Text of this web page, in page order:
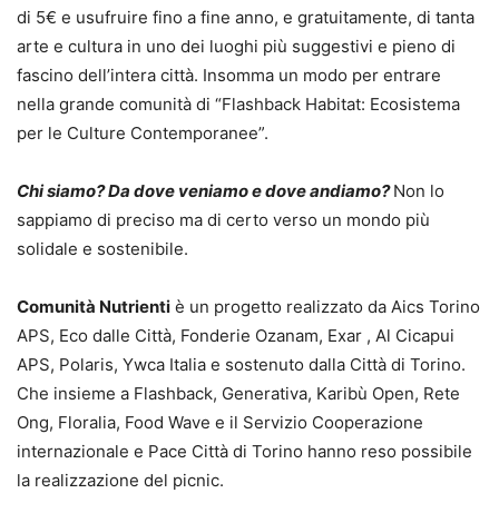
di 5€ e usufruire fino a fine anno, e gratuitamente, di tanta
arte e cultura in uno dei luoghi più suggestivi e pieno di
fascino dell’intera città. Insomma un modo per entrare
nella grande comunità di “Flashback Habitat: Ecosistema
per le Culture Contemporanee”.
Chi siamo? Da dove veniamo e dove andiamo?Non lo
sappiamo di preciso ma di certo verso un mondo più
solidale e sostenibile.
Comunità Nutrienti è un progetto realizzato da Aics Torino
APS, Eco dalle Città, Fonderie Ozanam, Exar , Al Cicapui
APS, Polaris, Ywca Italia e sostenuto dalla Città di Torino.
Che insieme a Flashback, Generativa, Karibù Open, Rete
Ong, Floralia, Food Wave e il Servizio Cooperazione
internazionale e Pace Città di Torino hanno reso possibile
la realizzazione del picnic.